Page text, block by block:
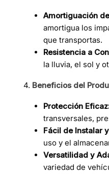
Amortiguación
amortigua los
que transportas.
Resistencia a
la lluvia, el sol y
Beneficios del
Protección
transversales,
Fácil de Instalar
uso y el
Versatilidad y
variedad de